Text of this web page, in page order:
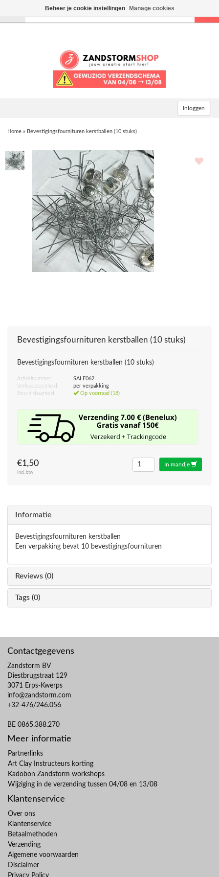
Inloggen
Home » Bevestigingsfournituren kerstballen (10 stuks)
Bevestigingsfournituren kerstballen (10 stuks)
Bevestigingsfournituren kerstballen (10 stuks)
Artikelnummer:
SALE062
Verkoopseenheid:
per verpakking
Beschikbaarheid:
Op voorraad (18)
€1,50
Incl. btw
In mandje
Informatie
Bevestigingsfournituren kerstballen
Een verpakking bevat 10 bevestigingsfournituren
Reviews (0)
Tags (0)
Contactgegevens
Zandstorm BV
Diestbrugstraat 129
3071 Erps-Kwerps
info@zandstorm.com
+32-476/246.056
BE 0865.388.270
Meer informatie
Partnerlinks
Art Clay Instructeurs korting
Kadobon Zandstorm workshops
Wijziging in de verzending tussen 04/08 en 13/08
Klantenservice
Over ons
Klantenservice
Betaalmethoden
Verzending
Algemene voorwaarden
Disclaimer
Privacy Policy
Beheer je cookie instellingen Manage cookies